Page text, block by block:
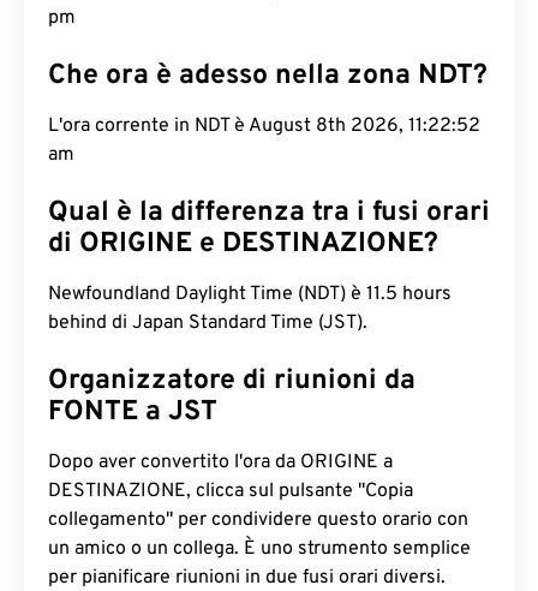
pm
Che ora è adesso nella zona NDT?
L'ora corrente in NDT è August 8th 2026, 11:22:53
am
Qual è la differenza tra i fusi orari
di ORIGINE e DESTINAZIONE?
Newfoundland Daylight Time (NDT) è 11.5 hours
behind di Japan Standard Time (JST).
Organizzatore di riunioni da
FONTE a JST
Dopo aver convertito l'ora da ORIGINE a
DESTINAZIONE, clicca sul pulsante "Copia
collegamento" per condividere questo orario con
un amico o un collega. È uno strumento semplice
per pianificare riunioni in due fusi orari diversi.